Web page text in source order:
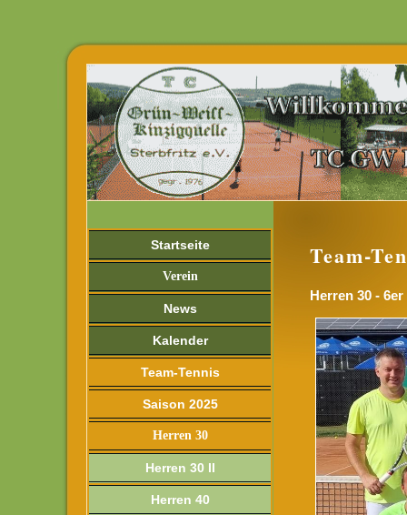
Startseite
Verein
News
Kalender
Team-Tennis
Saison 2025
Herren 30
Herren 30 II
Herren 40
Team-
Herren 30 -